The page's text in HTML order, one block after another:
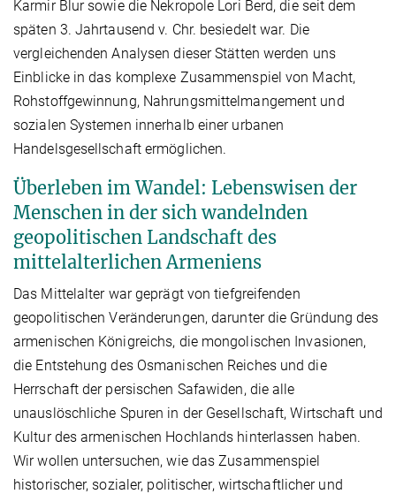
Karmir Blur sowie die Nekropole Lori Berd, die seit dem
späten 3. Jahrtausend v. Chr. besiedelt war. Die
vergleichenden Analysen dieser Stätten werden uns
Einblicke in das komplexe Zusammenspiel von Macht,
Rohstoffgewinnung, Nahrungsmittelmangement und
sozialen Systemen innerhalb einer urbanen
Handelsgesellschaft ermöglichen.
Überleben im Wandel: Lebenswisen der
Menschen in der sich wandelnden
geopolitischen Landschaft des
mittelalterlichen Armeniens
Das Mittelalter war geprägt von tiefgreifenden
geopolitischen Veränderungen, darunter die Gründung des
armenischen Königreichs, die mongolischen Invasionen,
die Entstehung des Osmanischen Reiches und die
Herrschaft der persischen Safawiden, die alle
unauslöschliche Spuren in der Gesellschaft, Wirtschaft und
Kultur des armenischen Hochlands hinterlassen haben.
Wir wollen untersuchen, wie das Zusammenspiel
historischer, sozialer, politischer, wirtschaftlicher und